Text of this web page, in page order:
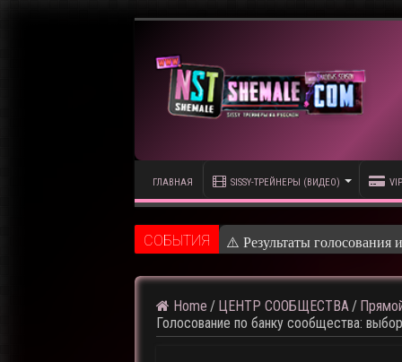
ГЛАВНАЯ SISSY-ТРЕЙНЕРЫ (ВИДЕО)
CОБЫТИЯ ⚠️ Результаты голосования
Home / ЦЕНТР СООБЩЕСТВА /
Голосование по банку сообщества: